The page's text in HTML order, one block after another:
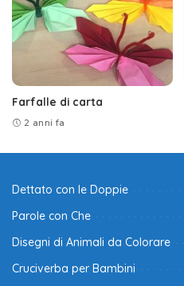
Farfalle di carta
2 anni fa
Dettato con le Doppie
Parole con Che
Disegni di Animali da Colorare
Cruciverba per Bambini